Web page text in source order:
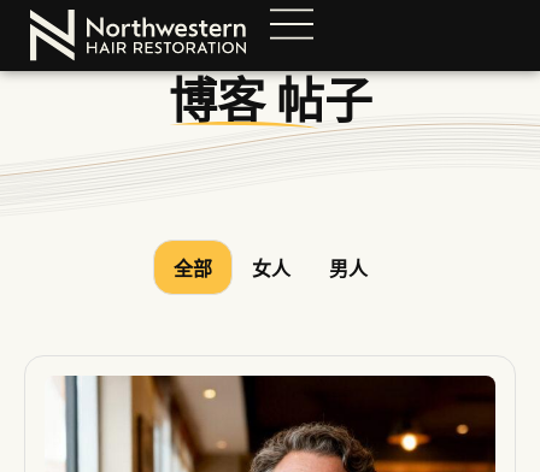
博客帖子
全部 女人 男人